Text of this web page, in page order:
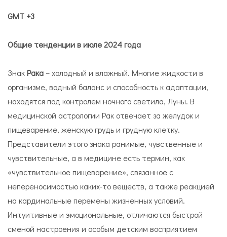
GMT +3
Общие тенденции в июле 2024 года
ЗнакРака – холодный и влажный. Многие жидкости в
организме, водный баланс и способность к адаптации,
находятся под контролем ночного светила, Луны. В
медицинской астрологии Рак отвечает за желудок и
пищеварение, женскую грудь и грудную клетку.
Представители этого знака ранимые, чувственные и
чувствительные, а в медицине есть термин, как
«чувствительное пищеварение», связанное с
непереносимостью каких-то веществ, а также реакцией
на кардинальные перемены жизненных условий.
Интуитивные и эмоциональные, отличаются быстрой
сменой настроения и особым детским восприятием